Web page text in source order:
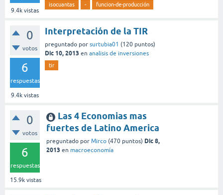
9.4k vistas
isocuantas - funcion-de-producción
0
votos
6
respuestas
9.4k vistas
Interpretación de la TIR
preguntado por surtubia01 (120 puntos)
Dic 10, 2013 en analisis de inversiones
tir
0
votos
6
respuestas
15.9k vistas
Las 4 Economias mas
fuertes de Latino America
preguntado por Mirco (470 puntos) Dic 8,
2013 en macroeconomía